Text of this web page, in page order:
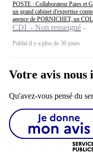
POSTE : Collaborateur Paies et
un grand cabinet d'expertise
agence de PORNICHET, un
CDI - Non renseigné
Publié il y a plus de 30 jours
Votre avis nous
Qu'avez-vous pensé du